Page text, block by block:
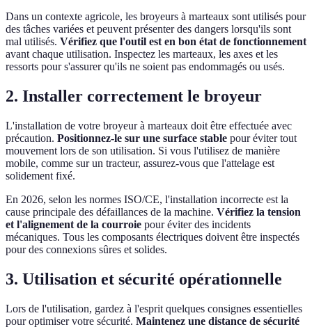
Dans un contexte agricole, les broyeurs à marteaux sont utilisés pour
des tâches variées et peuvent présenter des dangers lorsqu'ils sont
mal utilisés. Vérifiez que l'outil est en bon état de fonctionnement
avant chaque utilisation. Inspectez les marteaux, les axes et les
ressorts pour s'assurer qu'ils ne soient pas endommagés ou usés.
2. Installer correctement le broyeur
L'installation de votre broyeur à marteaux doit être effectuée avec
précaution. Positionnez-le sur une surface stable pour éviter tout
mouvement lors de son utilisation. Si vous l'utilisez de manière
mobile, comme sur un tracteur, assurez-vous que l'attelage est
solidement fixé.
En 2026, selon les normes ISO/CE, l'installation incorrecte est la
cause principale des défaillances de la machine. Vérifiez la tension
et l'alignement de la courroie pour éviter des incidents
mécaniques. Tous les composants électriques doivent être inspectés
pour des connexions sûres et solides.
3. Utilisation et sécurité opérationnelle
Lors de l'utilisation, gardez à l'esprit quelques consignes essentielles
pour optimiser votre sécurité. Maintenez une distance de sécurité